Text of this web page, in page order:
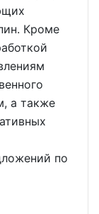
Кроме
а также
по